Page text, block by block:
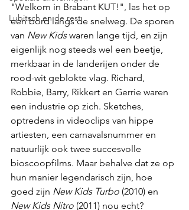
Lubitsch en de rest
"Welkom in Brabant KUT!", las het op
een bord langs de snelweg. De sporen
van New Kids waren lange tijd, en zijn
eigenlijk nog steeds wel een beetje,
merkbaar in de landerijen onder de
rood-wit geblokte vlag. Richard,
Robbie, Barry, Rikkert en Gerrie waren
een industrie op zich. Sketches,
optredens in videoclips van hippe
artiesten, een carnavalsnummer en
natuurlijk ook twee succesvolle
bioscoopfilms. Maar behalve dat ze op
hun manier legendarisch zijn, hoe
goed zijn New Kids Turbo (2010) en
New Kids Nitro (2011) nou echt?